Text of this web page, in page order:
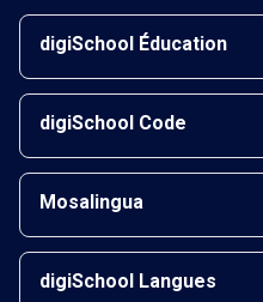
digiSchool Éducation
digiSchool Code
Mosalingua
digiSchool Langues